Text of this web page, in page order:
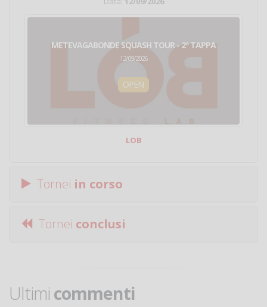
METEVAGABONDE SQUASH TOUR - 2ª TAPPA
12/09/2026
OPEN
LOB
Tornei in corso
Tornei conclusi
Ultimi commenti